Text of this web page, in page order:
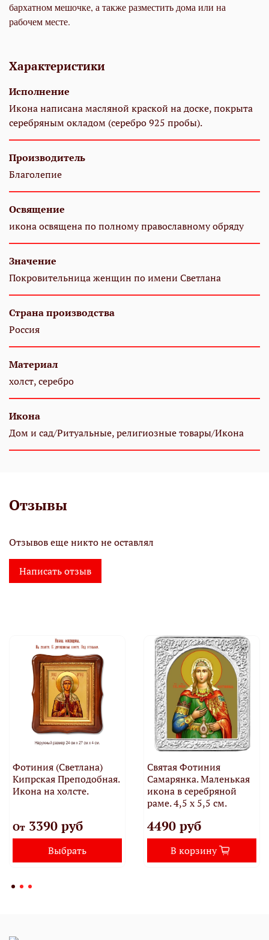
бархатном мешочке, а также разместить дома или на
рабочем месте.
Характеристики
Исполнение
Икона написана масляной краской на доске, покрыта
серебряным окладом (серебро 925 пробы).
Производитель
Благолепие
Освящение
икона освящена по полному православному обряду
Значение
Покровительница женщин по имени Светлана
Страна производства
Россия
Материал
холст, серебро
Икона
Дом и сад/Ритуальные, религиозные товары/Икона
Отзывы
Отзывов еще никто не оставлял
Написать отзыв
Фотиния (Светлана)
Кипрская Преподобная.
Икона на холсте.
От3390 руб
Выбрать
Святая Фотиния
Самарянка. Маленькая
икона в серебряной
раме. 4,5 х 5,5 см.
4490 руб
В корзину